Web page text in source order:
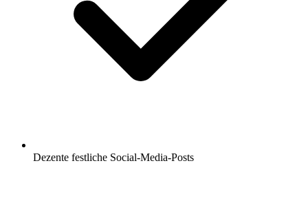
Dezente festliche Social-Media-Posts